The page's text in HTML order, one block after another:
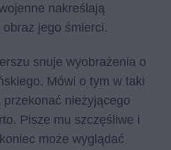
nakreślają
jego śmierci.
snuje wyobrażenia o
Mówi o tym w taki
przekonać nieżyjącego
Pisze mu szczęśliwe i
może wyglądać